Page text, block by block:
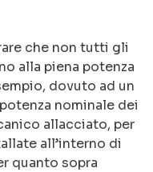
che non tutti gli
alla piena potenza
dovuto ad un
nominale dei
allacciato, per
all’interno di
quanto sopra